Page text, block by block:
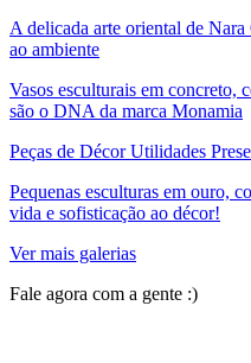
A delicada arte oriental de
ao ambiente
Vasos esculturais em concreto,
são o DNA da marca Monamia
Peças de Décor Utilidades
Pequenas esculturas em ouro,
vida e sofisticação ao décor!
Ver mais galerias
Fale agora com a gente :)